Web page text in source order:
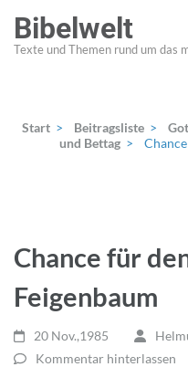
Inhalt
springen
Bibelwelt
Texte und Themen rund um das
Start > Beitragsliste >
und Bettag >
Chance für
Feigenbaum
20 Nov.,1985
Kommentar hinterlassen